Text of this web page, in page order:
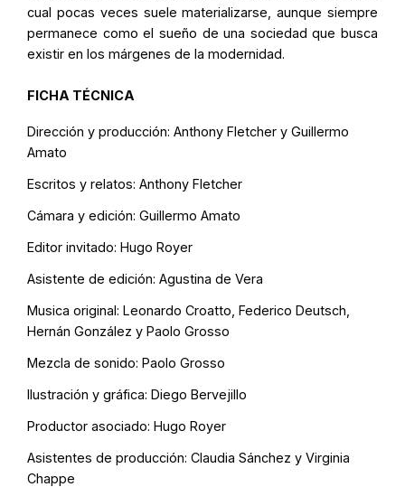
cual pocas veces suele materializarse, aunque siempre
permanece como el sueño de una sociedad que busca
existir en los márgenes de la modernidad.
FICHA TÉCNICA
Dirección y producción: Anthony Fletcher y Guillermo
Amato
Escritos y relatos: Anthony Fletcher
Cámara y edición: Guillermo Amato
Editor invitado: Hugo Royer
Asistente de edición: Agustina de Vera
Musica original: Leonardo Croatto, Federico Deutsch,
Hernán González y Paolo Grosso
Mezcla de sonido: Paolo Grosso
Ilustración y gráfica: Diego Bervejillo
Productor asociado: Hugo Royer
Asistentes de producción: Claudia Sánchez y Virginia
Chappe